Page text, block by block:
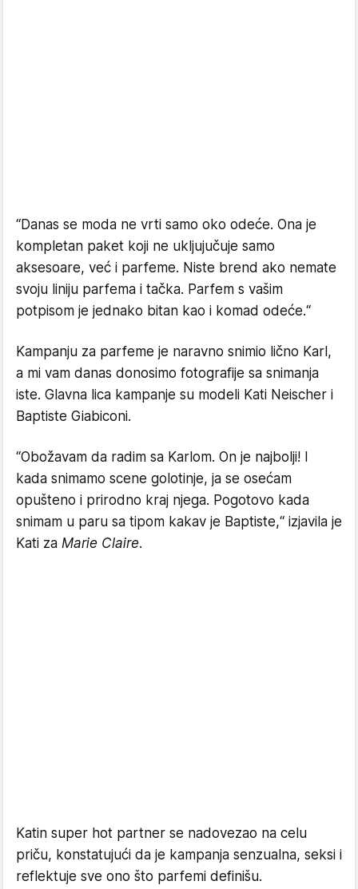
“Danas se moda ne vrti samo oko odeće. Ona je
kompletan paket koji ne ukljujučuje samo
aksesoare, već i parfeme. Niste brend ako nemate
svoju liniju parfema i tačka. Parfem s vašim
potpisom je jednako bitan kao i komad odeće.“
Kampanju za parfeme je naravno snimio lično Karl,
a mi vam danas donosimo fotografije sa snimanja
iste. Glavna lica kampanje su modeli Kati Neischer i
Baptiste Giabiconi.
“Obožavam da radim sa Karlom. On je najbolji! I
kada snimamo scene golotinje, ja se osećam
opušteno i prirodno kraj njega. Pogotovo kada
snimam u paru sa tipom kakav je Baptiste,“ izjavila je
Kati za Marie Claire.
Katin super hot partner se nadovezao na celu
priču, konstatujući da je kampanja senzualna, seksi i
reflektuje sve ono što parfemi definišu.